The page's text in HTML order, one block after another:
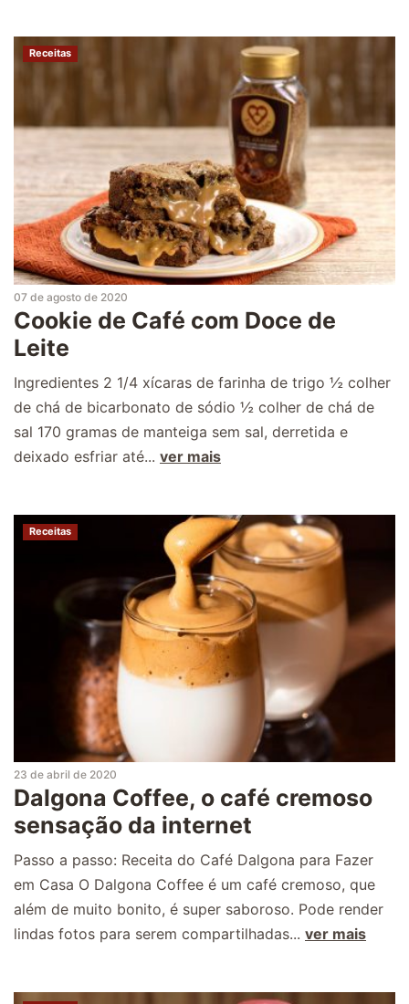
Receitas
07 de agosto de 2020
Cookie de Café com Doce de
Leite
Ingredientes 2 1/4 xícaras de farinha de trigo ½ colher
de chá de bicarbonato de sódio ½ colher de chá de
sal 170 gramas de manteiga sem sal, derretida e
deixado esfriar até... ver mais
Receitas
23 de abril de 2020
Dalgona Coffee, o café cremoso
sensação da internet
Passo a passo: Receita do Café Dalgona para Fazer
em Casa O Dalgona Coffee é um café cremoso, que
além de muito bonito, é super saboroso. Pode render
lindas fotos para serem compartilhadas... ver mais